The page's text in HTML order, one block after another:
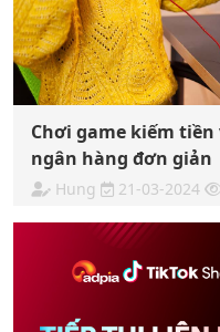
Chơi game kiếm
ngân hàng đơn giản
Hung 21-03-2024